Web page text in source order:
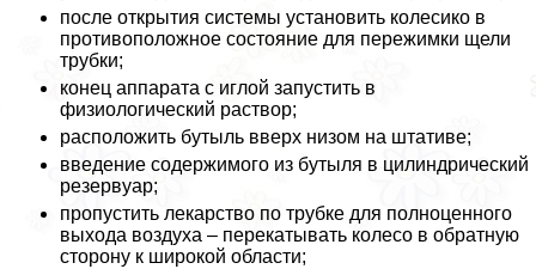
после открытия системы установить колесико в
противоположное состояние для пережимки щели
трубки;
конец аппарата с иглой запустить в
физиологический раствор;
расположить бутыль вверх низом на штативе;
введение содержимого из бутыля в цилиндрический
резервуар;
пропустить лекарство по трубке для полноценного
выхода воздуха – перекатывать колесо в обратную
сторону к широкой области;